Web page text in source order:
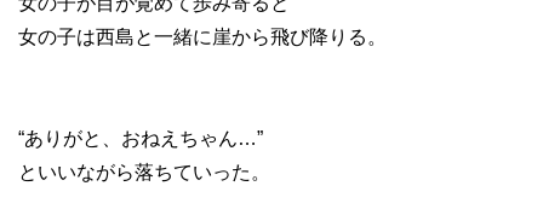
女の子は西島と一緒に崖から飛び降りる。
“ありがと、おねえちゃん…”
といいながら落ちていった。